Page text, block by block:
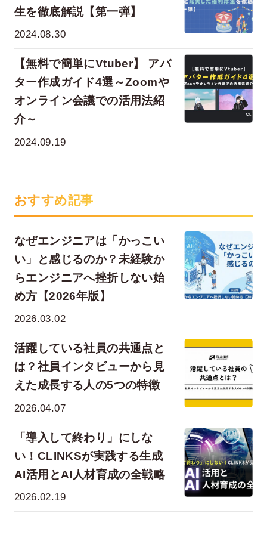
生を徹底解説【第一弾】
2024.08.30
【無料で簡単にVtuber】 アバ
ター作成ガイド4選～Zoomや
オンライン会議での活用法紹
介～
2024.09.19
おすすめ記事
なぜエンジニアは「かっこい
い」と感じるのか？未経験か
らエンジニアへ挫折しない始
め方【2026年版】
2026.03.02
活躍している社員の共通点と
は？社員インタビューから見
えた成長する人の5つの特徴
2026.04.07
「導入して終わり」にしな
い！CLINKSが実践する生成
AI活用とAI人材育成の全戦略
2026.02.19